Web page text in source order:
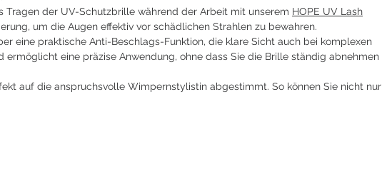
der UV-Schutzbrille während der Arbeit mit unserem HOPE UV Lash
um die Augen effektiv vor schädlichen Strahlen zu bewahren.
eine praktische Anti-Beschlags-Funktion, die klare Sicht auch bei komplexen
eine präzise Anwendung, ohne dass Sie die Brille ständig abnehmen
auf die anspruchsvolle Wimpernstylistin abgestimmt. So können Sie nicht nur